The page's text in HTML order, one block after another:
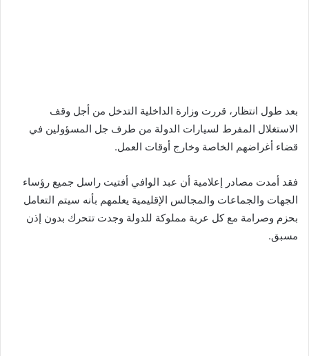
بعد طول انتظار، قررت وزارة الداخلية التدخل من أجل وقف
الاستغلال المفرط لسيارات الدولة من طرف جل المسؤولين في
قضاء أغراضهم الخاصة وخارج أوقات العمل.
فقد أمدت مصادر إعلامية أن عبد الوافي أفتيت راسل جميع رؤساء
الجهات والجماعات والمجالس الإقليمية يعلمهم بأنه سيتم التعامل
بحزم وصرامة مع كل عربة مملوكة للدولة وجدت تتحرك بدون إذن
مسبق.